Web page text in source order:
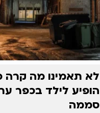
לא תאמינו מה
הופיע לילד בכפר
סממה